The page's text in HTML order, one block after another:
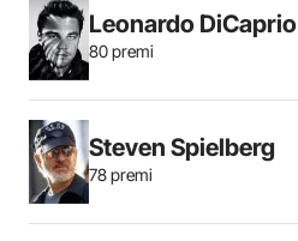
Leonardo DiCaprio
80 premi
Steven Spielberg
78 premi